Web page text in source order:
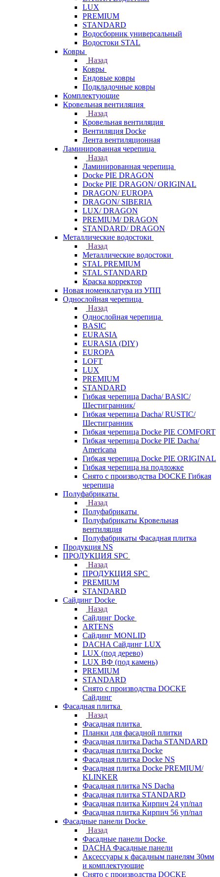
LUX
PREMIUM
STANDARD
Водосборник универсальный
Водостоки STAL
Ковры
Назад
Ковры
Ендовые ковры
Подкладочные ковры
Комплектующие
Кровельная вентиляция
Назад
Кровельная вентиляция
Вентиляция Docke
Лента вентиляционная
Ламинированная черепица
Назад
Ламинированная черепица
Docke PIE DRAGON
Docke PIE DRAGON/ ORIGINAL
DRAGON/ EUROPA
DRAGON/ SIBERIA
LUX/ DRAGON
PREMIUM/ DRAGON
STANDARD/ DRAGON
Металлические водостоки
Назад
Металлические водостоки
STAL PREMIUM
STAL STANDARD
Краска корректор
Новая номенклатура из УПП
Однослойная черепица
Назад
Однослойная черепица
BASIC
EURASIA
EURASIA (DIY)
EUROPA
LOFT
LUX
PREMIUM
STANDARD
Гибкая черепица Dacha/ BASIC/
Шестигранник/
Гибкая черепица Dacha/ RUSTIC/
Шестигранник
Гибкая черепица Docke PIE COMFORT
Гибкая черепица Docke PIE Dacha/
Americana
Гибкая черепица Docke PIE ОRIGINАL
Гибкая черепица на подложке
Снято с производства DOCKE Гибкая
черепица
Полуфабрикаты
Назад
Полуфабрикаты
Полуфабрикаты Кровельная
вентиляция
Полуфабрикаты Фасадная плитка
Продукция NS
ПРОДУКЦИЯ SPC
Назад
ПРОДУКЦИЯ SPC
PREMIUM
STANDARD
Сайдинг Docke
Назад
Сайдинг Docke
ARTENS
Cайдинг MONLID
DACHA Сайдинг LUX
LUX (под дерево)
LUX ВФ (под камень)
PREMIUM
STANDARD
Снято с производства DOCKE
Сайдинг
Фасадная плитка
Назад
Фасадная плитка
Планки для фасадной плитки
Фасадная плитка Dacha STANDARD
Фасадная плитка Docke
Фасадная плитка Docke NS
Фасадная плитка Docke PREMIUM/
KLINKER
Фасадная плитка NS Dacha
Фасадная плитка STANDARD
Фасадная плитка Кирпич 24 уп/пал
Фасадная плитка Кирпич 56 уп/пал
Фасадные панели Docke
Назад
Фасадные панели Docke
DACHA Фасадные панели
Аксессуары к фасадным панелям 30мм
и комплектующие
Снято с производства DOCKE